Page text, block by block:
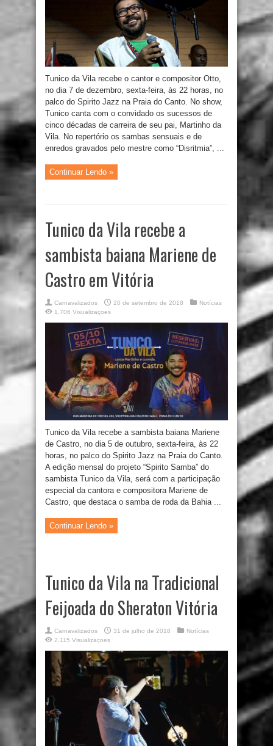
Tunico da Vila recebe o cantor e compositor Otto,
no dia 7 de dezembro, sexta-feira, às 22 horas, no
palco do Spirito Jazz na Praia do Canto. No show,
Tunico canta com o convidado os sucessos de
cinco décadas de carreira de seu pai, Martinho da
Vila. No repertório os sambas sensuais e de
enredos gravados pelo mestre como “Disritmia”, ...
Continuar Lendo »
Tunico da Vila recebe a
sambista baiana Mariene de
Castro em Vitória
Carnavalizados 20 de setembro de 2018
Notícias
1,706 Visualizaçoes
Tunico da Vila recebe a sambista baiana Mariene
de Castro, no dia 5 de outubro, sexta-feira, às 22
horas, no palco do Spirito Jazz na Praia do Canto.
A edição mensal do projeto “Spirito Samba” do
sambista Tunico da Vila, será com a participação
especial da cantora e compositora Mariene de
Castro, que destaca o samba de roda da Bahia ...
Continuar Lendo »
Tunico da Vila na Tradicional
Feijoada do Sheraton Vitória
Carnavalizados 31 de julho de 2018
Notícias
2,115 Visualizaçoes